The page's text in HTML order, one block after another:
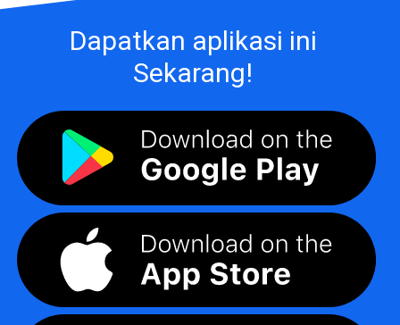
Dapatkan aplikasi ini
Sekarang!